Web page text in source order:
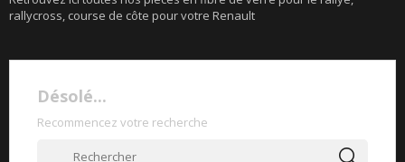
rallycross, course de côte pour votre Renault
Désolé...
Recommencez votre recherche